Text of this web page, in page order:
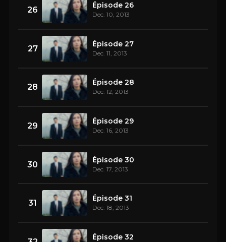
26 Épisode 26
Dec. 10, 2013
27 Épisode 27
Dec. 11, 2013
28 Épisode 28
Dec. 12, 2013
29 Épisode 29
Dec. 16, 2013
30 Épisode 30
Dec. 17, 2013
31 Épisode 31
Dec. 18, 2013
Épisode 32